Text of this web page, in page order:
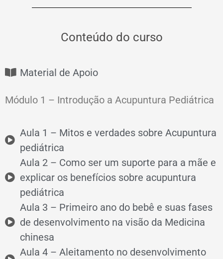
Conteúdo do curso
Material de Apoio
Módulo 1 – Introdução a Acupuntura Pediátrica
Aula 1 – Mitos e verdades sobre Acupuntura
pediátrica
Aula 2 – Como ser um suporte para a mãe e
explicar os benefícios sobre acupuntura
pediátrica
Aula 3 – Primeiro ano do bebê e suas fases
de desenvolvimento na visão da Medicina
chinesa
Aula 4 – Aleitamento no desenvolvimento